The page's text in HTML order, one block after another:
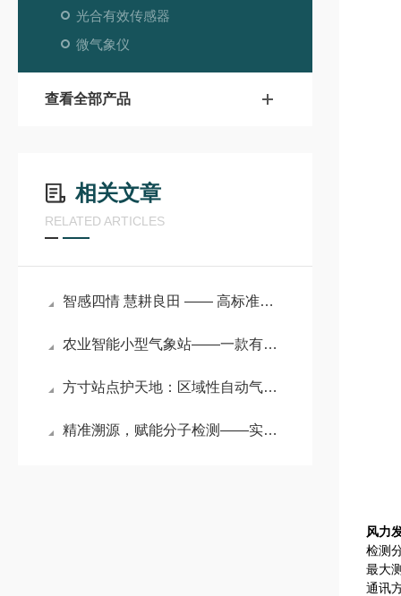
光合有效传感器
微气象仪
查看全部产品
相关文章
RELATED ARTICLES
智感四情 慧耕良田 —— 高标准农田四情监测系统赋能现代农业
农业智能小型气象站——一款有智能预警功能的户外小型气象站2024已更新‍
方寸站点护天地：区域性自动气象站的 “微观测” 大能量
精准溯源，赋能分子检测——实时荧光定量PCR扩增仪综述
风力
检测
最大
通讯